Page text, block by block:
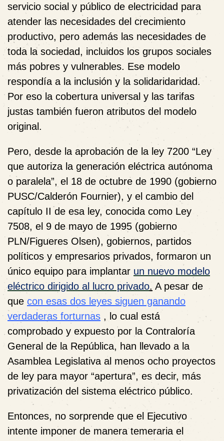
servicio social y público de electricidad para
atender las necesidades del crecimiento
productivo, pero además las necesidades de
toda la sociedad, incluidos los grupos sociales
más pobres y vulnerables. Ese modelo
respondía a la inclusión y la solidaridaridad.
Por eso la cobertura universal y las tarifas
justas también fueron atributos del modelo
original.
Pero, desde la aprobación de la ley 7200 “Ley
que autoriza la generación eléctrica autónoma
o paralela”, el 18 de octubre de 1990 (gobierno
PUSC/Calderón Fournier), y el cambio del
capítulo II de esa ley, conocida como Ley
7508, el 9 de mayo de 1995 (gobierno
PLN/Figueres Olsen), gobiernos, partidos
políticos y empresarios privados, formaron un
único equipo para implantar un nuevo modelo
eléctrico dirigido al lucro privado. A pesar de
que con esas dos leyes siguen ganando
verdaderas forturnas , lo cual está
comprobado y expuesto por la Contraloría
General de la República, han llevado a la
Asamblea Legislativa al menos ocho proyectos
de ley para mayor “apertura”, es decir, más
privatización del sistema eléctrico público.
Entonces, no sorprende que el Ejecutivo
intente imponer de manera temeraria el